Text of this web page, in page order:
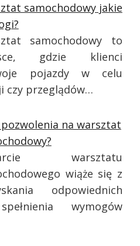
samochodowy jakie
samochodowy to
gdzie klienci
pojazdy w celu
czy przeglądów…
pozwolenia na warsztat
warsztatu
wiąże się z
odpowiednich
wymogów